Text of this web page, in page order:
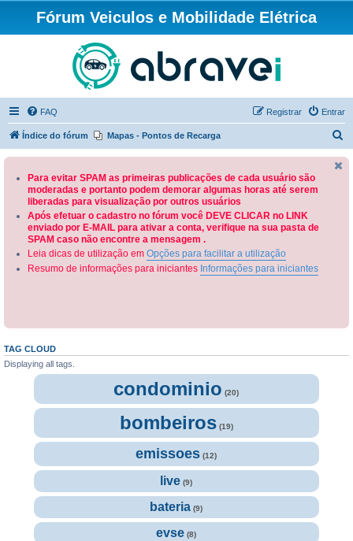
Fórum Veiculos e Mobilidade Elétrica
FAQ Entrar
Registrar
Índice do fórum Mapas - Pontos de Recarga
Para evitar SPAM as primeiras publicações de cada usuário são
moderadas e portanto podem demorar algumas horas até serem
liberadas para visualização por outros usuários
Após efetuar o cadastro no fórum você DEVE CLICAR no LINK
enviado por E-MAIL para ativar a conta, verifique na sua pasta de
SPAM caso não encontre a mensagem .
Leia dicas de utilização em Opções para facilitar a utilização
Resumo de informações para iniciantes Informações para iniciantes
TAG CLOUD
Displaying all tags.
condominio (20)
bombeiros (19)
emissoes (12)
live (9)
bateria (9)
evse (8)